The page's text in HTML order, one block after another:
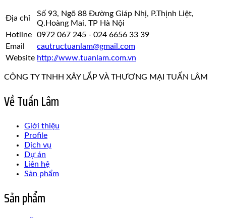
Địa chỉ
Số 93, Ngõ 88 Đường Giáp Nhị, P.Thịnh Liệt,
Q.Hoàng Mai, TP Hà Nội
Hotline
0972 067 245 - 024 6656 33 39
Email
cautructuanlam@gmail.com
Website http://www.tuanlam.com.vn
CÔNG TY TNHH XÂY LẮP VÀ THƯƠNG MẠI TUẤN LÂM
Về Tuấn Lâm
Giới thiệu
Profile
Dịch vụ
Dự án
Liên hệ
Sản phẩm
Sản phẩm